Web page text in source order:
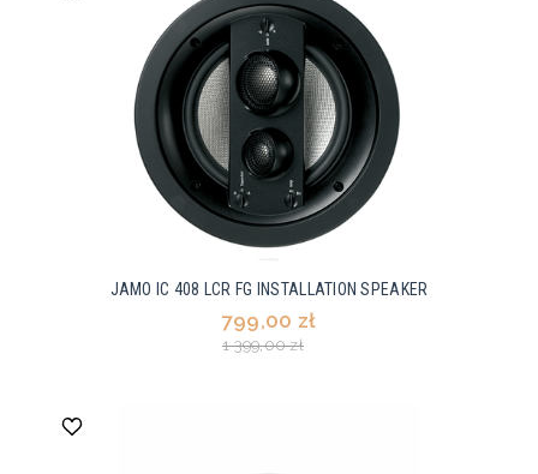
JAMO IC 408 LCR FG INSTALLATION SPEAKER
799,00 zł
1 399,00 zł